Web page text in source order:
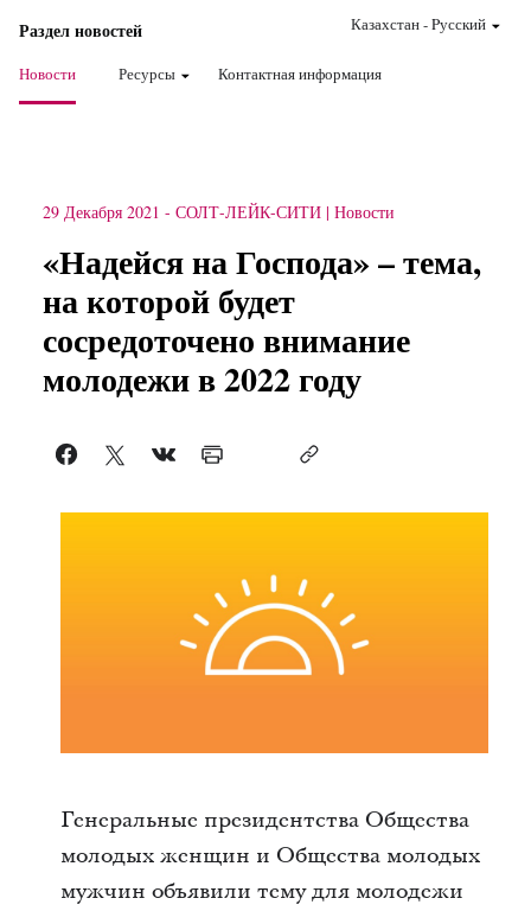
Раздел новостей
Новости Ресурсы Контактная информация
Казахстан-Pусский
29 Декабря 2021 - СОЛТ-ЛЕЙК-СИТИ Новости
«Надейся на Господа» – тема,
на которой будет
сосредоточено внимание
молодежи в 2022 году
Генеральные президентства Общества
молодых женщин и Общества молодых
мужчин объявили тему для молодежи